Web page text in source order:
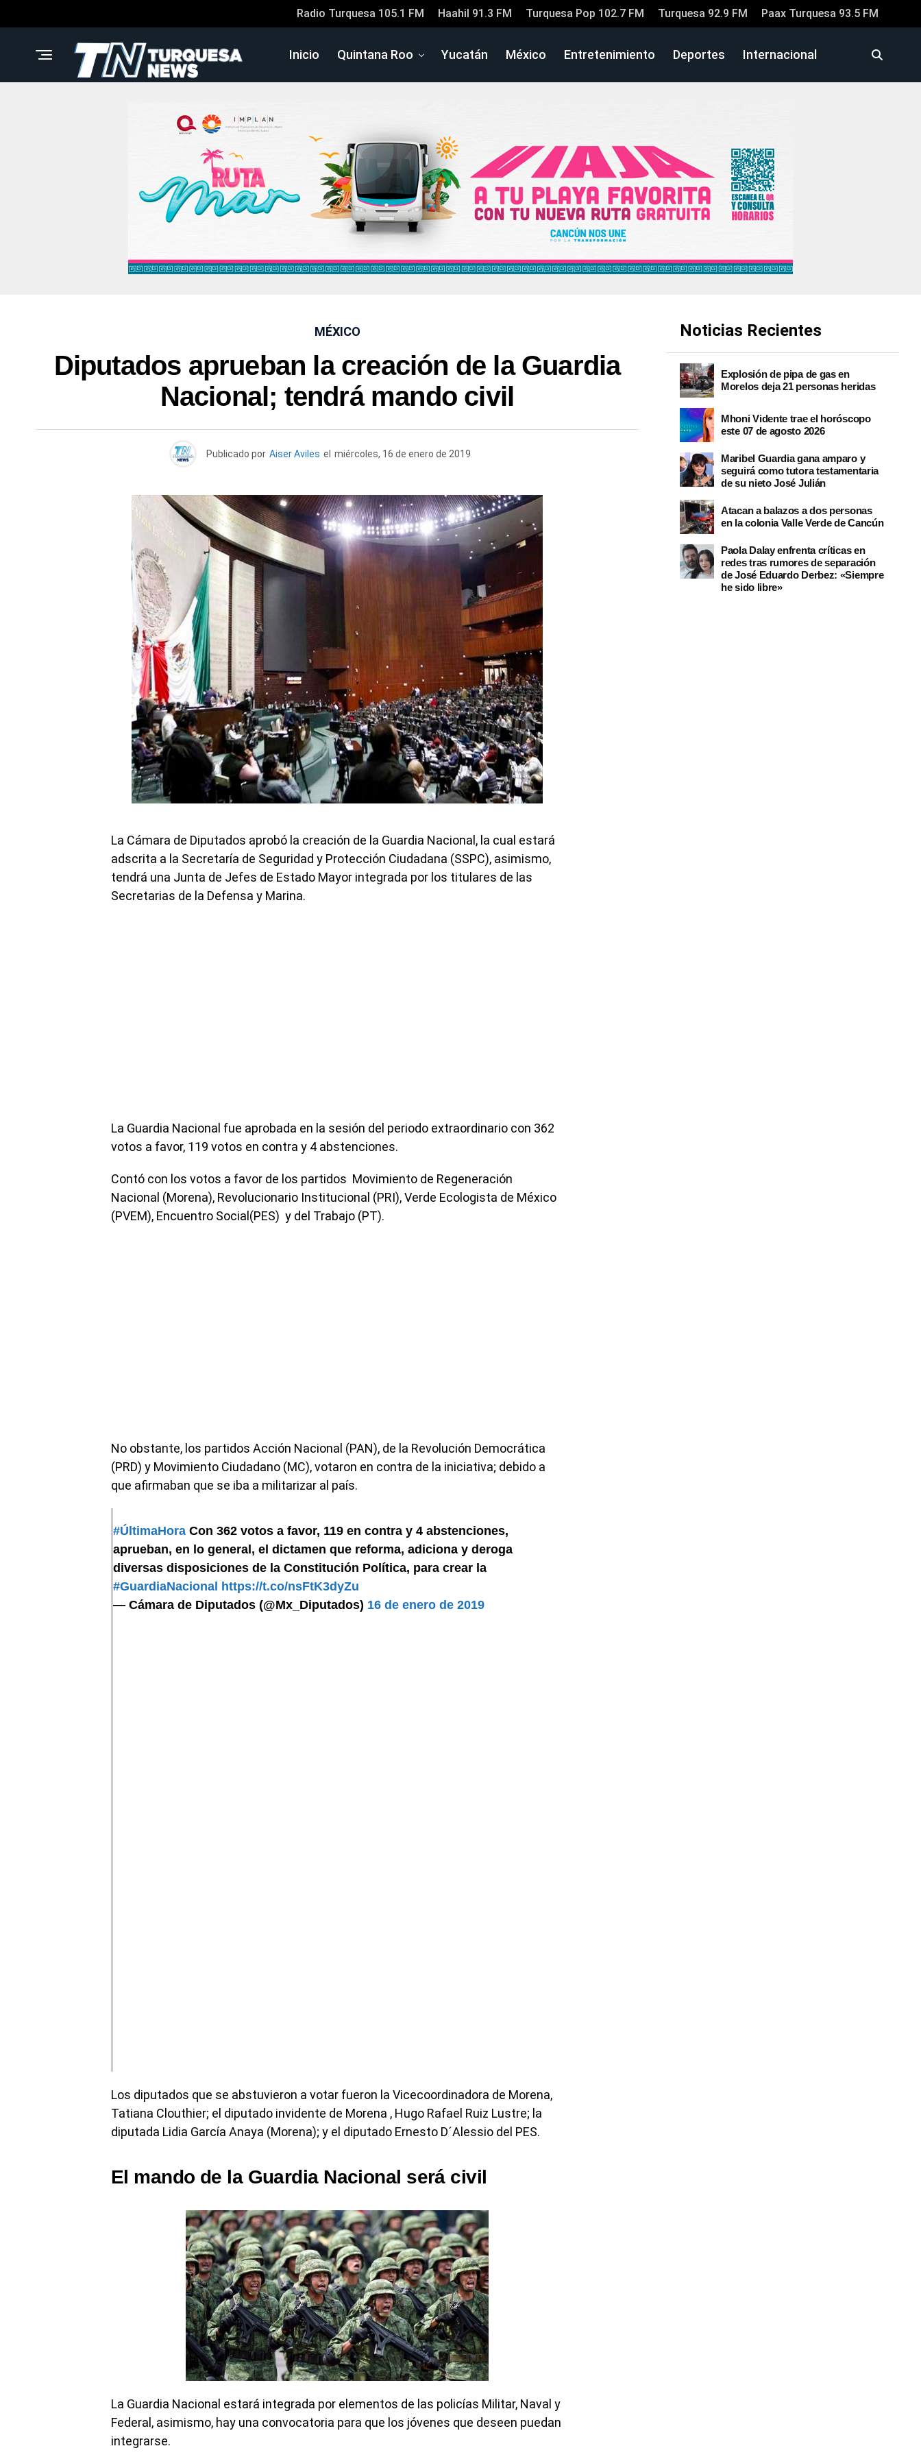
Radio Turquesa 105.1 FM Haahil 91.3 FM Turquesa Pop 102.7 FM Turquesa 92.9 FM Paax Turquesa 93.5 FM
Inicio Quintana Roo Yucatán México Entretenimiento Deportes Internacional
MÉXICO
Diputados aprueban la creación de la Guardia
Nacional; tendrá mando civil
Publicado por Aiser Aviles el miércoles, 16 de enero de 2019
La Cámara de Diputados aprobó la creación de la Guardia Nacional, la cual estará
adscrita a la Secretaría de Seguridad y Protección Ciudadana (SSPC), asimismo,
tendrá una Junta de Jefes de Estado Mayor integrada por los titulares de las
Secretarias de la Defensa y Marina.
La Guardia Nacional fue aprobada en la sesión del periodo extraordinario con 362
votos a favor, 119 votos en contra y 4 abstenciones.
Contó con los votos a favor de los partidos Movimiento de Regeneración
Nacional (Morena), Revolucionario Institucional (PRI), Verde Ecologista de México
(PVEM), Encuentro Social(PES) y del Trabajo (PT).
No obstante, los partidos Acción Nacional (PAN), de la Revolución Democrática
(PRD) y Movimiento Ciudadano (MC), votaron en contra de la iniciativa; debido a
que afirmaban que se iba a militarizar al país.
#ÚltimaHora Con 362 votos a favor, 119 en contra y 4 abstenciones,
aprueban, en lo general, el dictamen que reforma, adiciona y deroga
diversas disposiciones de la Constitución Política, para crear la
#GuardiaNacional
https://t.co/nsFtK3dyZu
— Cámara de Diputados (@Mx_Diputados) 16 de enero de 2019
Los diputados que se abstuvieron a votar fueron la Vicecoordinadora de Morena,
Tatiana Clouthier; el diputado invidente de Morena , Hugo Rafael Ruiz Lustre; la
diputada Lidia García Anaya (Morena); y el diputado Ernesto D´Alessio del PES.
El mando de la Guardia Nacional será civil
La Guardia Nacional estará integrada por elementos de las policías Militar, Naval y
Federal, asimismo, hay una convocatoria para que los jóvenes que deseen puedan
integrarse.
Noticias Recientes
Explosión de pipa de gas en
Morelos deja 21 personas heridas
Mhoni Vidente trae el horóscopo
este 07 de agosto 2026
Maribel Guardia gana amparo y
seguirá como tutora testamentaria
de su nieto José Julián
Atacan a balazos a dos personas
en la colonia Valle Verde de Cancún
Paola Dalay enfrenta críticas en
redes tras rumores de separación
de José Eduardo Derbez: «Siempre
he sido libre»